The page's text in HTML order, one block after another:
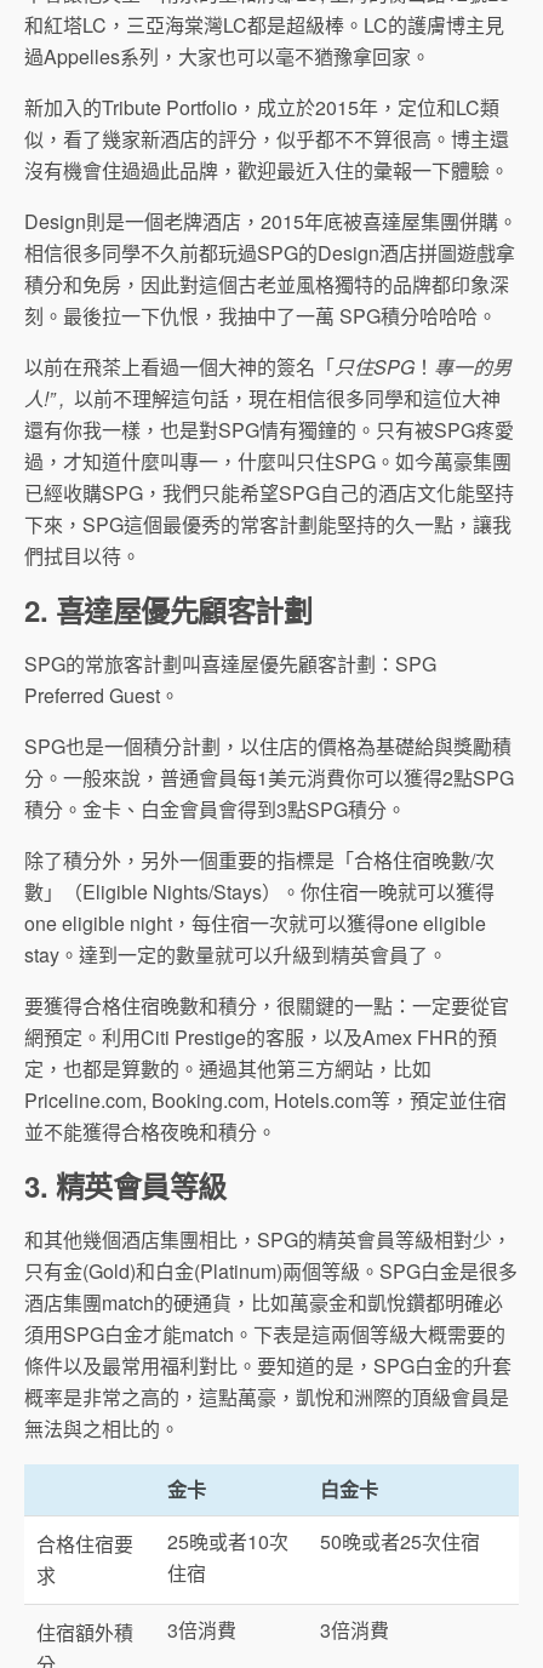
和紅塔LC，三亞海棠灣LC都是超級棒。LC的護膚博主見
過Appelles系列，大家也可以毫不猶豫拿回家。
新加入的Tribute Portfolio，成立於2015年，定位和LC類
似，看了幾家新酒店的評分，似乎都不不算很高。博主還
沒有機會住過過此品牌，歡迎最近入住的彙報一下體驗。
Design則是一個老牌酒店，2015年底被喜達屋集團併購。
相信很多同學不久前都玩過SPG的Design酒店拼圖遊戲拿
積分和免房，因此對這個古老並風格獨特的品牌都印象深
刻。最後拉一下仇恨，我抽中了一萬 SPG積分哈哈哈。
以前在飛茶上看過一個大神的簽名「只住SPG ！ 專一的男
人!” , 以前不理解這句話，現在相信很多同學和這位大神
還有你我一樣，也是對SPG情有獨鐘的。只有被SPG疼愛
過，才知道什麼叫專一，什麼叫只住SPG。如今萬豪集團
已經收購SPG，我們只能希望SPG自己的酒店文化能堅持
下來，SPG這個最優秀的常客計劃能堅持的久一點，讓我
們拭目以待。
2. 喜達屋優先顧客計劃
SPG的常旅客計劃叫喜達屋優先顧客計劃：SPG
Preferred Guest。
SPG也是一個積分計劃，以住店的價格為基礎給與獎勵積
分。一般來說，普通會員每1美元消費你可以獲得2點SPG
積分。金卡、白金會員會得到3點SPG積分。
除了積分外，另外一個重要的指標是「合格住宿晚數/次
數」（Eligible Nights/Stays）。你住宿一晚就可以獲得
one eligible night，每住宿一次就可以獲得one eligible
stay。達到一定的數量就可以升級到精英會員了。
要獲得合格住宿晚數和積分，很關鍵的一點：一定要從官
網預定。利用Citi Prestige的客服，以及Amex FHR的預
定，也都是算數的。通過其他第三方網站，比如
Priceline.com, Booking.com, Hotels.com等，預定並住宿
並不能獲得合格夜晚和積分。
3. 精英會員等級
和其他幾個酒店集團相比，SPG的精英會員等級相對少，
只有金(Gold)和白金(Platinum)兩個等級。SPG白金是很多
酒店集團match的硬通貨，比如萬豪金和凱悅鑽都明確必
須用SPG白金才能match。下表是這兩個等級大概需要的
條件以及最常用福利對比。要知道的是，SPG白金的升套
概率是非常之高的，這點萬豪，凱悅和洲際的頂級會員是
無法與之相比的。
金卡
白金卡
合格住宿要
求
25晚或者10次
住宿
50晚或者25次住宿
住宿額外積
3倍消費 3倍消費